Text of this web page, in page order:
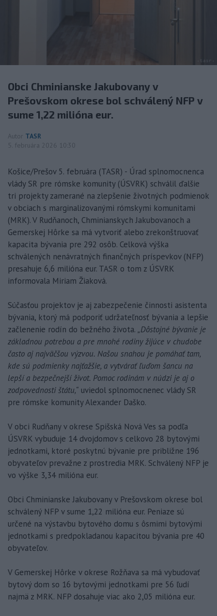
Obci Chminianske Jakubovany v
Prešovskom okrese bol schválený NFP v
sume 1,22 milióna eur.
Autor TASR
5. februára 2026 10:30
Košice/Prešov 5. februára (TASR) - Úrad splnomocnenca
vlády SR pre rómske komunity (ÚSVRK) schválil ďalšie
tri projekty zamerané na zlepšenie životných podmienok
v obciach s marginalizovanými rómskymi komunitami
(MRK). V Rudňanoch, Chminianskych Jakubovanoch a
Gemerskej Hôrke sa má vytvoriť alebo zrekonštruovať
kapacita bývania pre 292 osôb. Celková výška
schválených nenávratných finančných príspevkov (NFP)
presahuje 6,6 milióna eur. TASR o tom z ÚSVRK
informovala Miriam Žiaková.
Súčasťou projektov je aj zabezpečenie činnosti asistenta
bývania, ktorý má podporiť udržateľnosť bývania a lepšie
začlenenie rodín do bežného života. „Dôstojné bývanie je
základnou potrebou a pre mnohé rodiny žijúce v chudobe
často aj najväčšou výzvou. Našou snahou je pomáhať tam,
kde sú podmienky najťažšie, a vytvárať ľuďom šancu na
lepší a bezpečnejší život. Pomoc rodinám v núdzi je aj o
zodpovednosti štátu,“ uviedol splnomocnenec vlády SR
pre rómske komunity Alexander Daško.
V obci Rudňany v okrese Spišská Nová Ves sa podľa
ÚSVRK vybuduje 14 dvojdomov s celkovo 28 bytovými
jednotkami, ktoré poskytnú bývanie pre približne 196
obyvateľov prevažne z prostredia MRK. Schválený NFP je
vo výške 3,34 milióna eur.
Obci Chminianske Jakubovany v Prešovskom okrese bol
schválený NFP v sume 1,22 milióna eur. Peniaze sú
určené na výstavbu bytového domu s ôsmimi bytovými
jednotkami s predpokladanou kapacitou bývania pre 40
obyvateľov.
V Gemerskej Hôrke v okrese Rožňava sa má vybudovať
bytový dom so 16 bytovými jednotkami pre 56 ľudí
najmä z MRK. NFP dosahuje viac ako 2,05 milióna eur.